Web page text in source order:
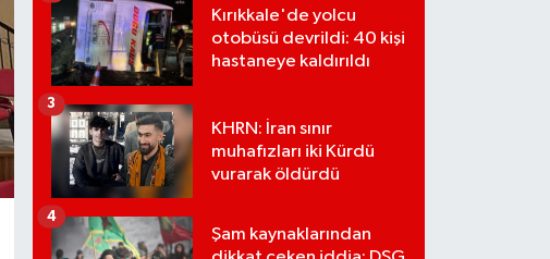
Kırıkkale'de yolcu
otobüsü devrildi: 40 kişi
hastaneye kaldırıldı
KHRN: İran sınır
muhafızları iki Kürdü
vurarak öldürdü
3
Şam kaynaklarından
4